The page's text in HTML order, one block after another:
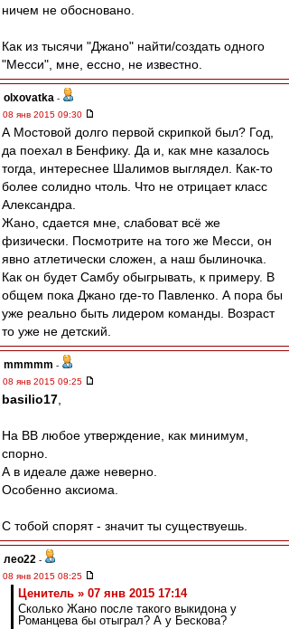
ничем не обосновано.
Как из тысячи "Джано" найти/создать одного
"Месси", мне, ессно, не известно.
olxovatka -
08 янв 2015 09:30
А Мостовой долго первой скрипкой был? Год,
да поехал в Бенфику. Да и, как мне казалось
тогда, интереснее Шалимов выглядел. Как-то
более солидно чтоль. Что не отрицает класс
Александра.
Жано, сдается мне, слабоват всё же
физически. Посмотрите на того же Месси, он
явно атлетически сложен, а наш былиночка.
Как он будет Самбу обыгрывать, к примеру. В
общем пока Джано где-то Павленко. А пора бы
уже реально быть лидером команды. Возраст
то уже не детский.
mmmmm -
08 янв 2015 09:25
basilio17
На ВВ любое утверждение, как минимум,
спорно.
А в идеале даже неверно.
Особенно аксиома.
С тобой спорят - значит ты существуешь.
лео22 -
08 янв 2015 08:25
Ценитель » 07 янв 2015 17:14
Сколько Жано после такого выкидона у
Романцева бы отыграл? А у Бескова?